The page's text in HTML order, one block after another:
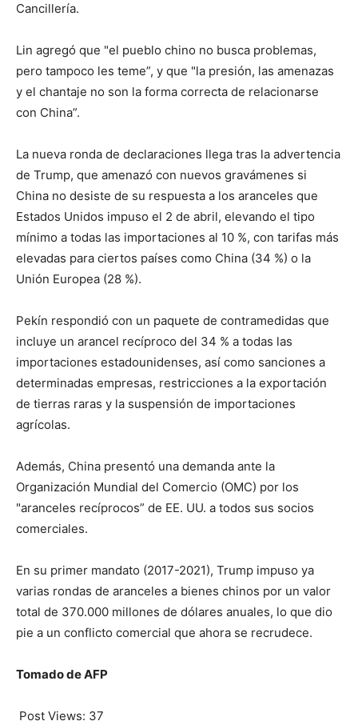
Cancillería.
Lin agregó que "el pueblo chino no busca problemas,
pero tampoco les teme”, y que "la presión, las amenazas
y el chantaje no son la forma correcta de relacionarse
con China”.
La nueva ronda de declaraciones llega tras la advertencia
de Trump, que amenazó con nuevos gravámenes si
China no desiste de su respuesta a los aranceles que
Estados Unidos impuso el 2 de abril, elevando el tipo
mínimo a todas las importaciones al 10 %, con tarifas más
elevadas para ciertos países como China (34 %) o la
Unión Europea (28 %).
Pekín respondió con un paquete de contramedidas que
incluye un arancel recíproco del 34 % a todas las
importaciones estadounidenses, así como sanciones a
determinadas empresas, restricciones a la exportación
de tierras raras y la suspensión de importaciones
agrícolas.
Además, China presentó una demanda ante la
Organización Mundial del Comercio (OMC) por los
"aranceles recíprocos” de EE. UU. a todos sus socios
comerciales.
En su primer mandato (2017-2021), Trump impuso ya
varias rondas de aranceles a bienes chinos por un valor
total de 370.000 millones de dólares anuales, lo que dio
pie a un conflicto comercial que ahora se recrudece.
Tomado de AFP
Post Views: 37